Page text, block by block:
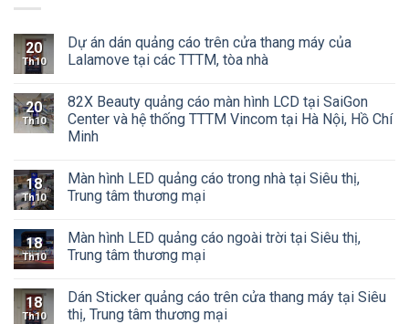
20
Th10
Dự án dán quảng cáo trên cửa thang máy của
Lalamove tại các TTTM, tòa nhà
20
Th10
82X Beauty quảng cáo màn hình LCD tại SaiGon
Center và hệ thống TTTM Vincom tại Hà Nội, Hồ Chí
Minh
18
Th10
Màn hình LED quảng cáo trong nhà tại Siêu thị,
Trung tâm thương mại
18
Th10
Màn hình LED quảng cáo ngoài trời tại Siêu thị,
Trung tâm thương mại
18
Th10
Dán Sticker quảng cáo trên cửa thang máy tại Siêu
thị, Trung tâm thương mại